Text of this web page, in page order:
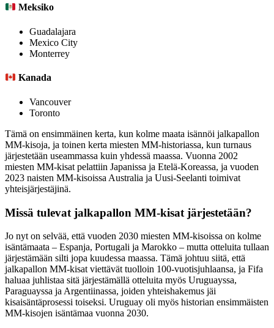
Meksiko
Guadalajara
Mexico City
Monterrey
Kanada
Vancouver
Toronto
Tämä on ensimmäinen kerta, kun kolme maata isännöi jalkapallon
MM-kisoja, ja toinen kerta miesten MM-historiassa, kun turnaus
järjestetään useammassa kuin yhdessä maassa. Vuonna 2002
miesten MM-kisat pelattiin Japanissa ja Etelä-Koreassa, ja vuoden
2023 naisten MM-kisoissa Australia ja Uusi-Seelanti toimivat
yhteisjärjestäjinä.
Missä tulevat jalkapallon MM-kisat järjestetään?
Jo nyt on selvää, että vuoden 2030 miesten MM-kisoissa on kolme
isäntämaata – Espanja, Portugali ja Marokko – mutta otteluita tullaan
järjestämään silti jopa kuudessa maassa. Tämä johtuu siitä, että
jalkapallon MM-kisat viettävät tuolloin 100-vuotisjuhlaansa, ja Fifa
haluaa juhlistaa sitä järjestämällä otteluita myös Uruguayssa,
Paraguayssa ja Argentiinassa, joiden yhteishakemus jäi
kisaisäntäprosessi toiseksi. Uruguay oli myös historian ensimmäisten
MM-kisojen isäntämaa vuonna 2030.